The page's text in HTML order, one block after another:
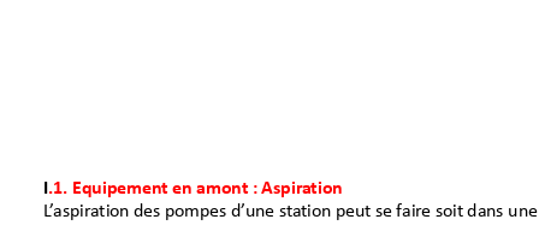
.1.Equipementenamont:Aspiration
L’aspirationdespompesd’une stationpeutsefairesoitdansu